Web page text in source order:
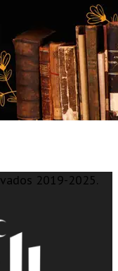
2019-2025.